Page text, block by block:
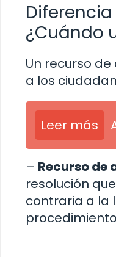
¿Cuándo
Un recurso
a los
Leer más
– Recurso de
resolución
contraria a la